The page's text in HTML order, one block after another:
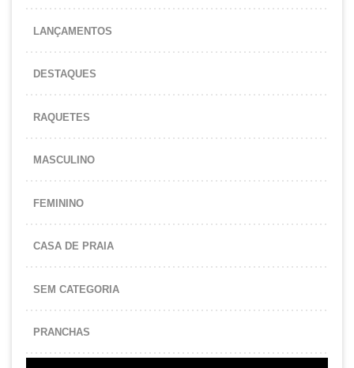
LANÇAMENTOS
DESTAQUES
RAQUETES
MASCULINO
FEMININO
CASA DE PRAIA
SEM CATEGORIA
PRANCHAS